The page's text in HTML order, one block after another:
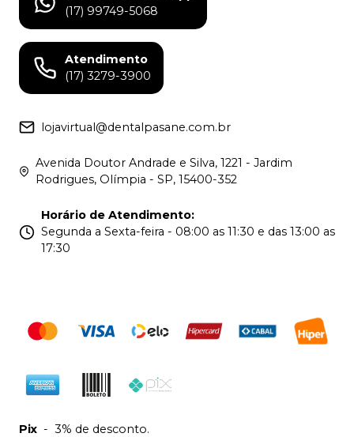
(17) 99749-5068
Atendimento
(17) 3279-3900
lojavirtual@dentalpasane.com.br
Avenida Doutor Andrade e Silva, 1221 - Jardim
Rodrigues, Olímpia - SP, 15400-352
Horário de Atendimento:
Segunda a Sexta-feira - 08:00 as 11:30 e das 13:00 as
17:30
Pix - 3% de desconto.